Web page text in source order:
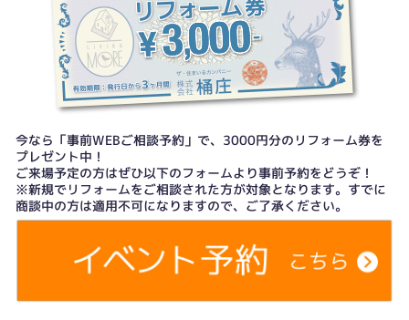
今なら「事前WEBご相談予約」で、3000円分のリフォーム券を
プレゼント中！
ご来場予定の方はぜひ以下のフォームより事前予約をどうぞ！
※新規でリフォームをご相談された方が対象となります。すでに
商談中の方は適用不可になりますので、ご了承ください。